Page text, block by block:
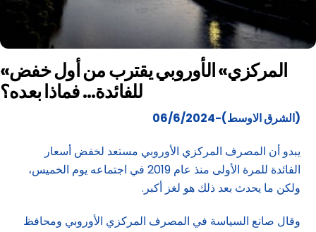
«المركزي» الأوروبي يقترب من أول خفض
للفائدة… فماذا بعده؟
(الشرق الاوسط)-06/6/2024
يبدو أن المصرف المركزي الأوروبي مستعد لخفض أسعار
الفائدة للمرة الأولى منذ عام 2019 في اجتماعه يوم الخميس،
ولكن ما يحدث بعد ذلك هو لغز أكبر.
وقال صانع السياسة في المصرف المركزي الأوروبي ومحافظ